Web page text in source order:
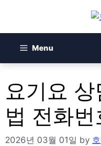
content
Menu
요기요
법 전화
2026년 03월 01일 by